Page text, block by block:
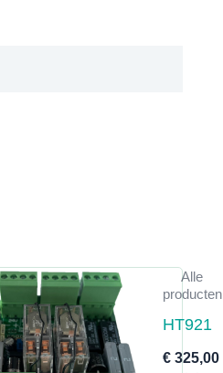
Alle
producten
HT921
€325,00